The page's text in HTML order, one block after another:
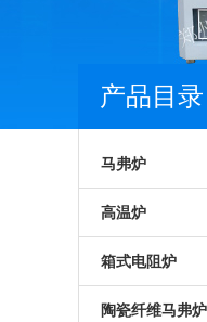
产品目录
马弗炉
智能马弗炉
高温马弗炉
箱式马弗炉
高温炉
箱式预热炉
智能高温炉
箱式电阻炉
高温箱式炉
陶瓷纤维马弗炉